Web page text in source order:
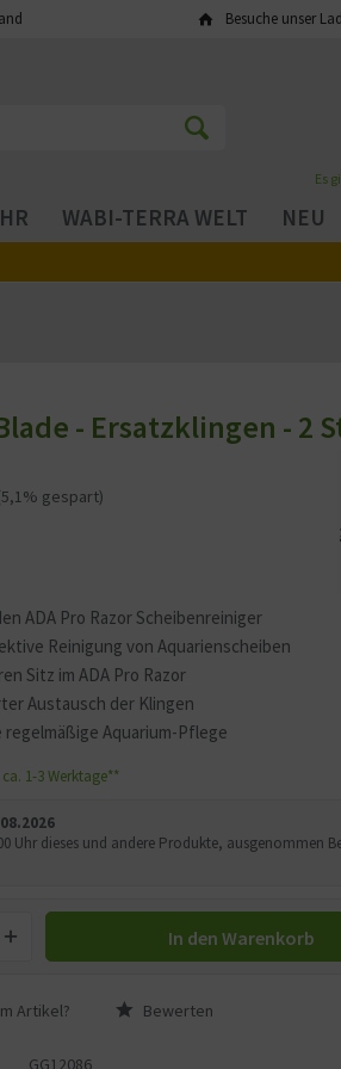
Besuche unser
Es
WABI-TERRA WELT NEU
- Ersatzklingen - 2
ADA Pro Razor Scheibenreiniger
Reinigung von Aquarienscheiben
Sitz im ADA Pro Razor
Austausch der Klingen
Aquarium-Pflege
gespart)
1-3 Werktage**
Uhr dieses und andere Produkte, ausgenommen
In den Warenkorb
Artikel? Bewerten
GG12086